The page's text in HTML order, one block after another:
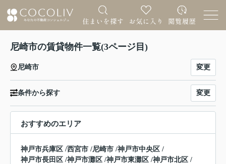
尼崎市の賃貸物件一覧(3ページ目)
尼崎市 変更
条件から探す 変更
おすすめのエリア
神戸市兵庫区 /西宮市 /尼崎市 /神戸市中央区 /
神戸市長田区 /神戸市灘区 /神戸市東灘区 /神戸市北区 /